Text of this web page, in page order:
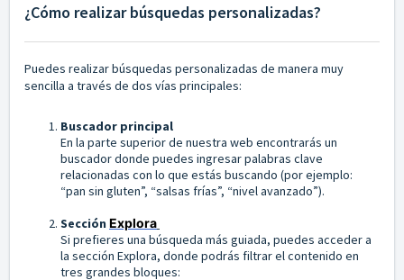
¿Cómo realizar búsquedas personalizadas?
Puedes realizar búsquedas personalizadas de manera muy
sencilla a través de dos vías principales:
Buscador principal
En la parte superior de nuestra web encontrarás un
buscador donde puedes ingresar palabras clave
relacionadas con lo que estás buscando (por ejemplo:
“pan sin gluten”, “salsas frías”, “nivel avanzado”).
Sección Explora
Si prefieres una búsqueda más guiada, puedes acceder a
la sección Explora, donde podrás filtrar el contenido en
tres grandes bloques: